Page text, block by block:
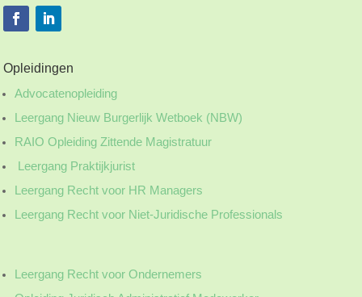
Opleidingen
Advocatenopleiding
Leergang Nieuw Burgerlijk Wetboek (NBW)
RAIO Opleiding Zittende Magistratuur
Leergang Praktijkjurist
Leergang Recht voor HR Managers
Leergang Recht voor Niet-Juridische Professionals
Leergang Recht voor Ondernemers